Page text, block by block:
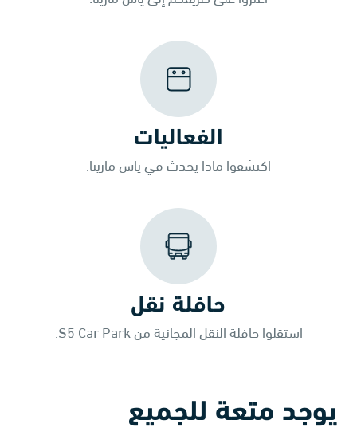
الفعاليات
اكتشفوا ماذا يحدث في ياس مارينا.
حافلة نقل
استقلوا حافلة النقل المجانية من S5 Car Park.
يوجد متعة للجميع